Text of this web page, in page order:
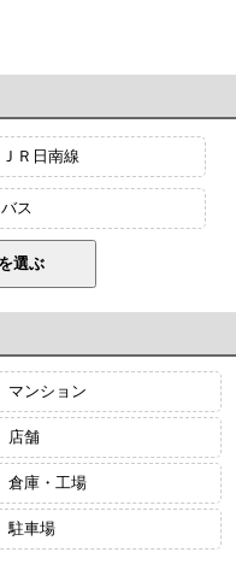
ＪＲ日南線
バス
マンション
店舗
倉庫・工場
駐車場